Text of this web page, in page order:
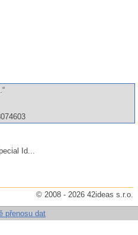
Id...
© 2008 - 2026 42ideas s.r.o.
přenosu dat